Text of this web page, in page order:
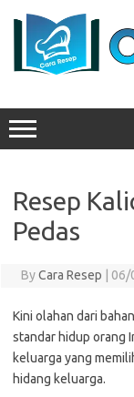
Resep
Pedas
ByCara Resep 06/
Kini olahan dari
standar hidup orang
keluarga yang
hidang keluarga.